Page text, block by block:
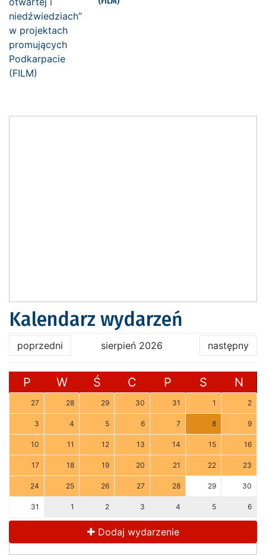
Kalendarz wydarzeń
poprzedni sierpień 2026 następny
P W Ś C P S N
27 28 29 30 31 1 2
3 4 5 6 7 8 9
10 11 12 13 14 15 16
17 18 19 20 21 22 23
24 25 26 27 28 29 30
31 1 2 3 4 5 6
Dodaj wydarzenie